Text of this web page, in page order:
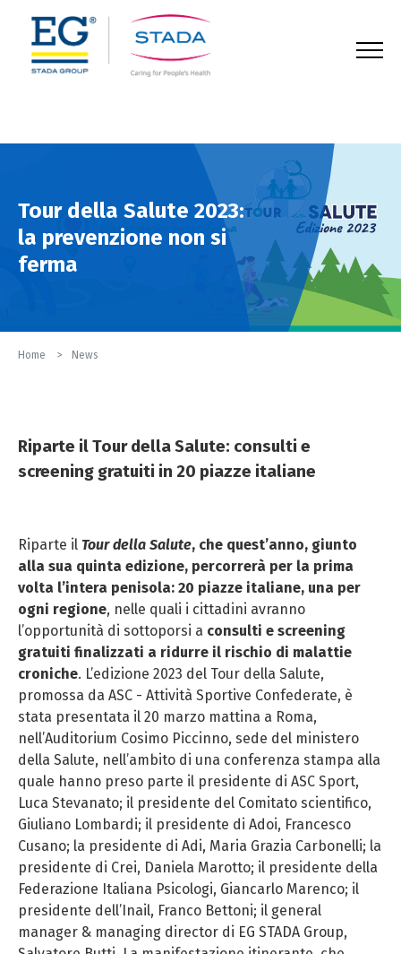
Tour della Salute 2023:
la prevenzione non si
ferma
Home News
Riparte il Tour della Salute: consulti e
screening gratuiti in 20 piazze italiane
Riparte il Tour della Salute, che quest’anno, giunto
alla sua quinta edizione, percorrerà per la prima
volta l’intera penisola: 20 piazze italiane, una per
ogni regione, nelle quali i cittadini avranno
l’opportunità di sottoporsi a consulti e screening
gratuiti finalizzati a ridurre il rischio di malattie
croniche. L’edizione 2023 del Tour della Salute,
promossa da ASC - Attività Sportive Confederate, è
stata presentata il 20 marzo mattina a Roma,
nell’Auditorium Cosimo Piccinno, sede del ministero
della Salute, nell’ambito di una conferenza stampa alla
quale hanno preso parte il presidente di ASC Sport,
Luca Stevanato; il presidente del Comitato scientifico,
Giuliano Lombardi; il presidente di Adoi, Francesco
Cusano; la presidente di Adi, Maria Grazia Carbonelli; la
presidente di Crei, Daniela Marotto; il presidente della
Federazione Italiana Psicologi, Giancarlo Marenco; il
presidente dell’Inail, Franco Bettoni; il general
manager & managing director di EG STADA Group,